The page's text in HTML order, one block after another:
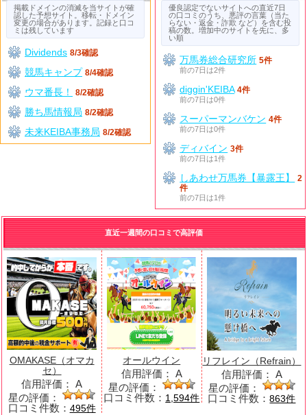
優良認定でないサイトへの直近7日
の口コミのうち、悪評の言葉（当た
らない・返金・詐欺 など）を含む投
稿の数。増加中のサイトを先に、多
い順
万馬券総合研究所 5件
前の7日は2件
diggin'KEIBA 4件
前の7日は0件
スーパーマンバケン 4件
前の7日は0件
ディバイン 3件
前の7日は1件
しあわせ万馬券【暴露王】
2
件
前の7日は1件
掲載ドメインの消滅を当サイトが確
認した予想サイト。移転・ドメイン
変更の場合があります。記録と口コ
ミは残しています
Dividends 8/3確認
競馬キャンプ 8/4確認
ウマ番長！ 8/2確認
勝ち馬情報局 8/2確認
未来KEIBA事務局 8/2確認
直近一週間の口コミで高評価
OMAKASE（オマカ
セ）
信用評価： A
星の評価：
口コミ件数： 495件
オールウイン
信用評価： A
星の評価：
口コミ件数： 1,594件
リフレイン（Refrain）
信用評価： A
星の評価：
口コミ件数：863件